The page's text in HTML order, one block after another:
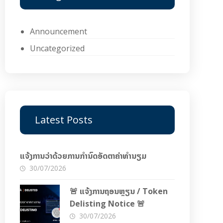
Announcement
Uncategorized
Latest Posts
ແຈ້ງການວ່າດ້ວຍການກຳນົດອັດຕາຄ່າທຳນຽມ
30/07/2026
🚨 ແຈ້ງການຖອນຫຼຽນ / Token
Delisting Notice 🚨
30/07/2026